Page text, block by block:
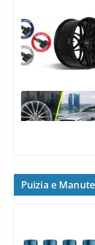
Puizia e